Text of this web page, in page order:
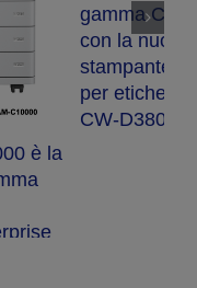
ColorWorks
nuova
da tavolo
a colori